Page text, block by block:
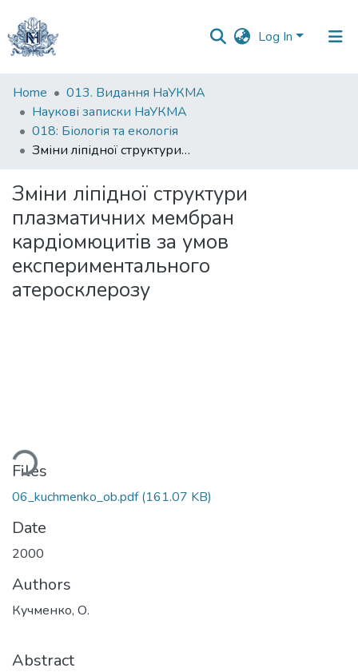
Log In
Communities
&
Collections
Statistics
Home
013. Видання НаУКМА
Наукові записки НаУКМА
018: Біологія та екологія
Зміни ліпідної структури плазматичних мембран кардіомюцитів за умов експериментального атеросклерозу
Зміни ліпідної структури
плазматичних мембран
кардіомюцитів за умов
експериментального
атеросклерозу
Files
06_kuchmenko_ob.pdf(161.07 KB)
Date
2000
Authors
Кучменко, О.
Abstract